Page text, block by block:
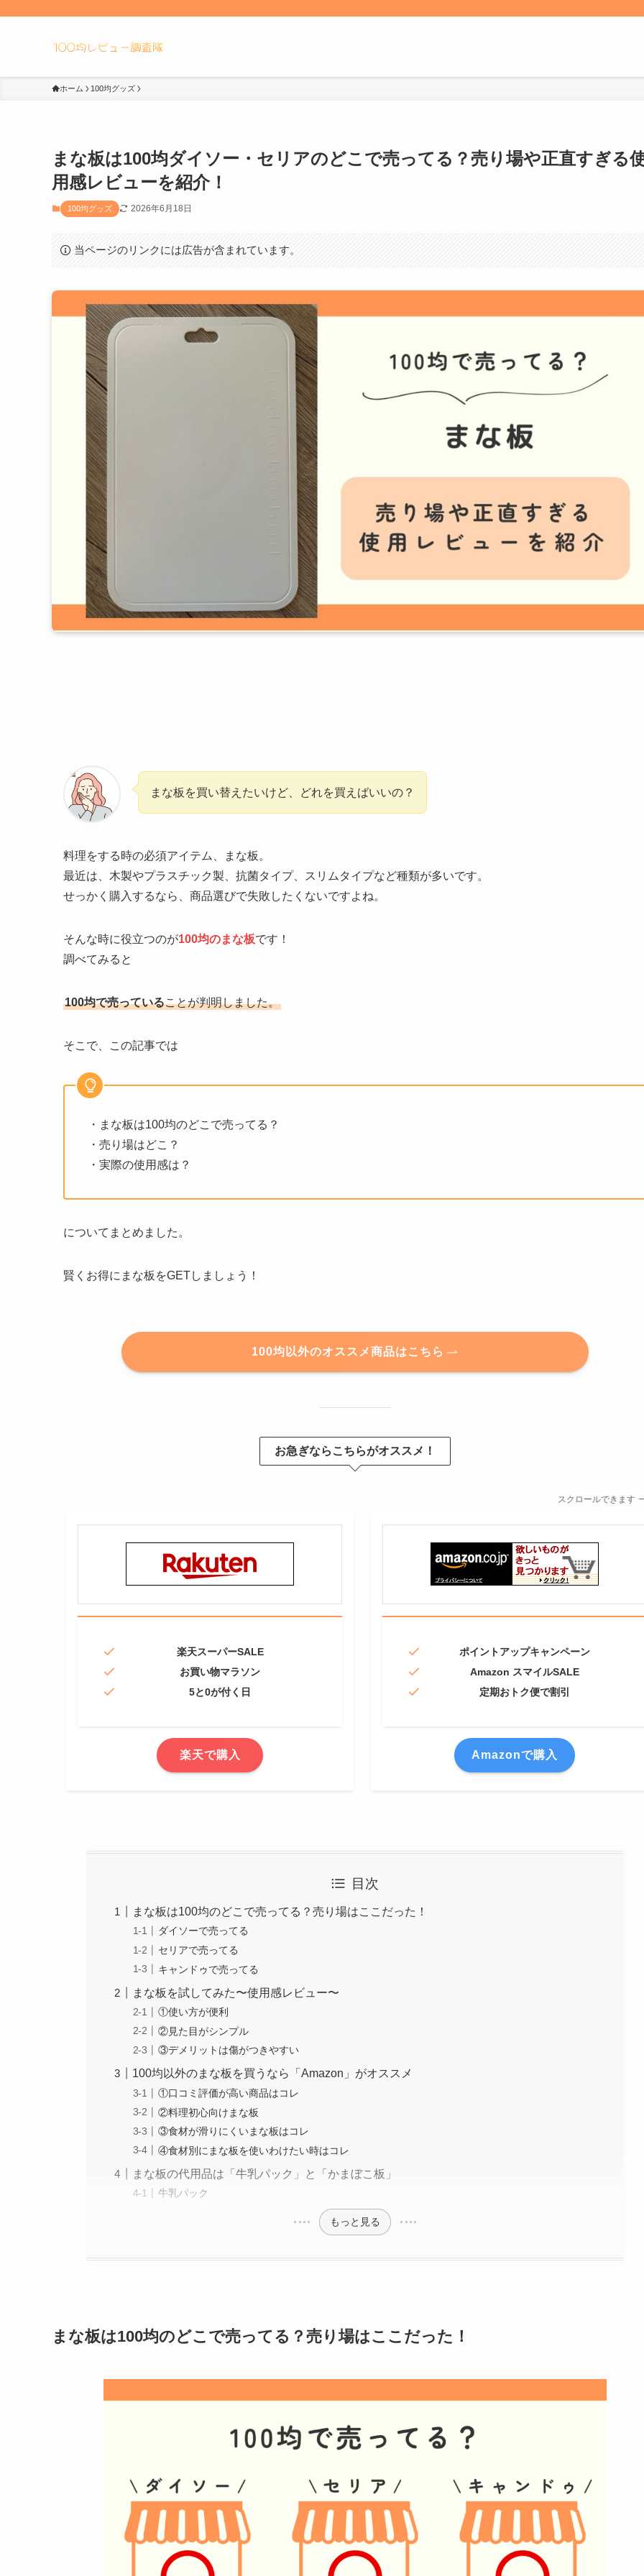
ホーム 100均グッズ
まな板は100均ダイソー・セリアのどこで売ってる？売り場や正直すぎる
用感レビューを紹介！
100均グッズ 2026年6月18日
当ページのリンクには広告が含まれています。
まな板を買い替えたいけど、どれを買えばいいの？
料理をする時の必須アイテム、まな板。
最近は、木製やプラスチック製、抗菌タイプ、スリムタイプなど種類が多いです。
せっかく購入するなら、商品選びで失敗したくないですよね。
そんな時に役立つのが100均のまな板です！
調べてみると
100均で売っていることが判明しました。
そこで、この記事では
・まな板は100均のどこで売ってる？
・売り場はどこ？
・実際の使用感は？
についてまとめました。
賢くお得にまな板をGETしましょう！
100均以外のオススメ商品はこちら
お急ぎならこちらがオススメ！
スクロールできます
楽天スーパーSALE
お買い物マラソン
5と0が付く日
楽天で購入
ポイントアップキャンペーン
Amazon スマイルSALE
定期おトク便で割引
Amazonで購入
目次
まな板は100均のどこで売ってる？売り場はここだった！
ダイソーで売ってる
セリアで売ってる
キャンドゥで売ってる
まな板を試してみた〜使用感レビュー〜
①使い方が便利
②見た目がシンプル
③デメリットは傷がつきやすい
100均以外のまな板を買うなら「Amazon」がオススメ
①口コミ評価が高い商品はコレ
②料理初心向けまな板
③食材が滑りにくいまな板はコレ
④食材別にまな板を使いわけたい時はコレ
まな板の代用品は「牛乳パック」と「かまぼこ板」
牛乳パック
もっと見る
まな板は100均のどこで売ってる？売り場はここだった！